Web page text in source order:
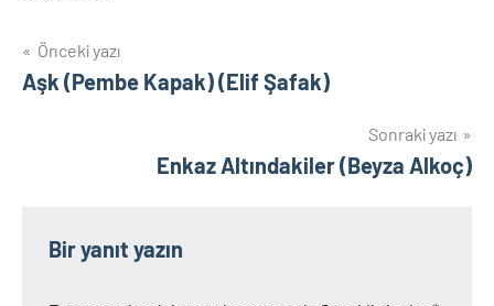
Yazı
gezinmesi
Önceki yazı
Aşk (Pembe Kapak) (Elif Şafak)
Sonraki yazı
Enkaz Altındakiler (Beyza Alkoç)
Bir yanıt yazın